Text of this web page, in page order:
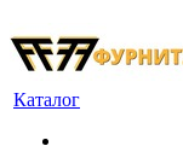
Каталог